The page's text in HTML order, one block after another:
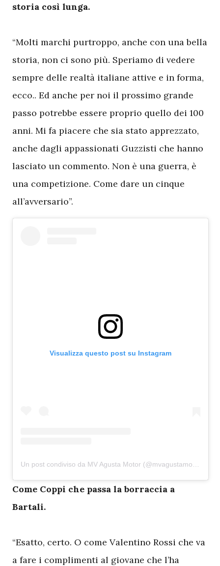
storia così lunga.
“Molti marchi purtroppo, anche con una bella
storia, non ci sono più. Speriamo di vedere
sempre delle realtà italiane attive e in forma,
ecco.. Ed anche per noi il prossimo grande
passo potrebbe essere proprio quello dei 100
anni. Mi fa piacere che sia stato apprezzato,
anche dagli appassionati Guzzisti che hanno
lasciato un commento. Non è una guerra, è
una competizione. Come dare un cinque
all’avversario”.
Visualizza questo post su Instagram
Un post condiviso da MV Agusta Motor (@mvagustamotor)
Come Coppi che passa la borraccia a
Bartali.
“Esatto, certo. O come Valentino Rossi che va
a fare i complimenti al giovane che l’ha